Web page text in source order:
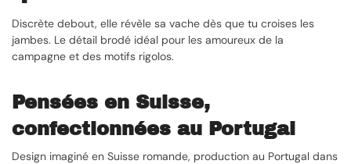
Discrète debout, elle révèle sa vache dès que tu croises les
jambes. Le détail brodé idéal pour les amoureux de la
campagne et des motifs rigolos.
Pensées en Suisse,
confectionnées au Portugal
Design imaginé en Suisse romande, production au Portugal dans